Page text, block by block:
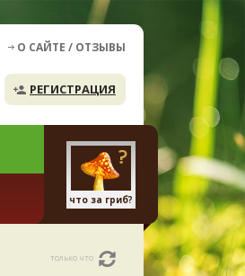
О САЙТЕ / ОТЗЫВЫ
РЕГИСТРАЦИЯ
что за гриб?
только что